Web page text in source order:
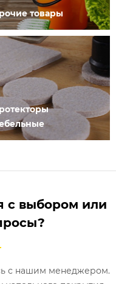
товары
с выбором или
с нашим менеджером.